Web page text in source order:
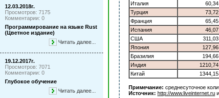
12.03.2018г.
Просмотров: 7175
Комментарии: 0
Программирование на языке Rust
(Цветное издание)
Читать далее...
19.12.2017г.
Просмотров: 7071
Комментарии: 0
Глубокое обучение
Читать далее...
Италия
60,34
Турция
73,72
Франция
65,45
Испания
46,07
США
311,03
Япония
127,96
Бразилия
194,66
Индия
1210,74
Китай
1344,15
Примечание: среднесуточное
Источник: http://www.liveinternet.ru